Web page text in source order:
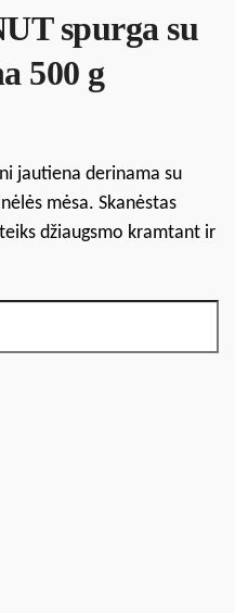
spurga su
500 g
jautiena derinama su
mėsa. Skanėstas
džiaugsmo kramtant ir